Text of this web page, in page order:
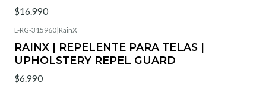
$16.990
L-RG-315960|RainX
RAINX | REPELENTE PARA TELAS |
UPHOLSTERY REPEL GUARD
$6.990